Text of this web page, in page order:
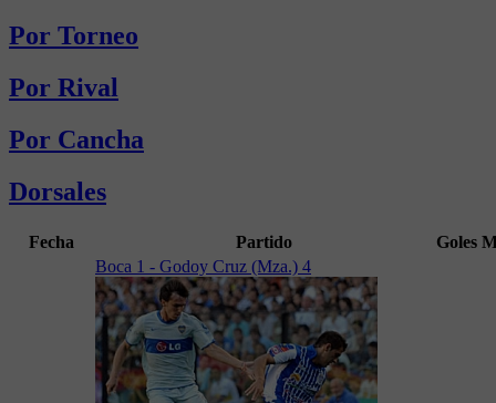
Por Torneo
Por Rival
Por Cancha
Dorsales
Fecha Partido Goles
Boca 1 - Godoy Cruz (Mza.) 4